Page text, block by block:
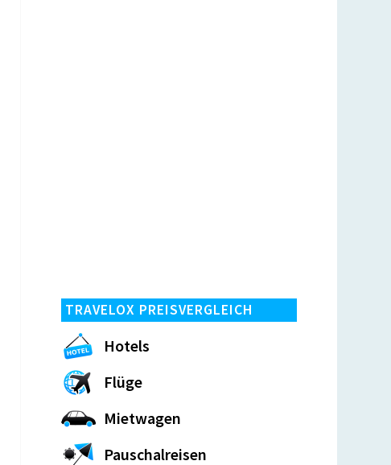
TRAVELOX PREISVERGLEICH
Hotels
Flüge
Mietwagen
Pauschalreisen